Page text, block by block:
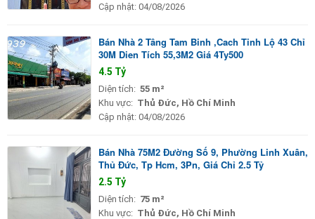
Cập nhật: 04/08/2026
Bán Nhà 2 Tâng Tam Binh ,Cach Tinh Lộ 43 Chỉ
30M Dien Tích 55,3M2 Giá 4Ty500
4.5 Tỷ
Diện tích: 55 m²
Khu vực: Thủ Đức, Hồ Chí Minh
Cập nhật: 04/08/2026
Bán Nhà 75M2 Đường Số 9, Phường Linh Xuân,
Thủ Đức, Tp Hcm, 3Pn, Giá Chỉ 2.5 Tỷ
2.5 Tỷ
Diện tích: 75 m²
Khu vực: Thủ Đức, Hồ Chí Minh